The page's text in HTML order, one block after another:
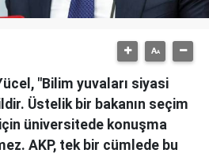
"Bilim yuvaları siyasi
Üstelik bir bakanın seçim
üniversitede konuşma
AKP, tek bir cümlede bu